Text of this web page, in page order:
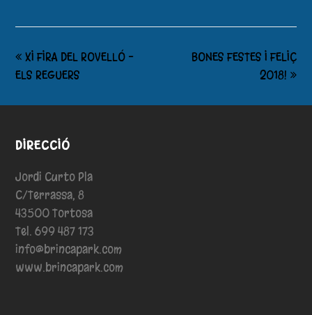
XI FIRA DEL ROVELLÓ –
ELS REGUERS
BONES FESTES I FELIÇ
2018!
DIRECCIÓ
Jordi Curto Pla
C/Terrassa, 8
43500 Tortosa
Tel. 699 487 173
info@brincapark.com
www.brincapark.com